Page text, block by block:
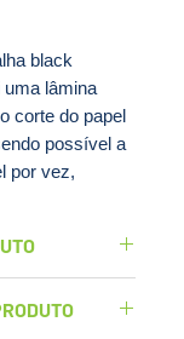
black
lâmina
corte do papel
possível a
por vez,
para a
de